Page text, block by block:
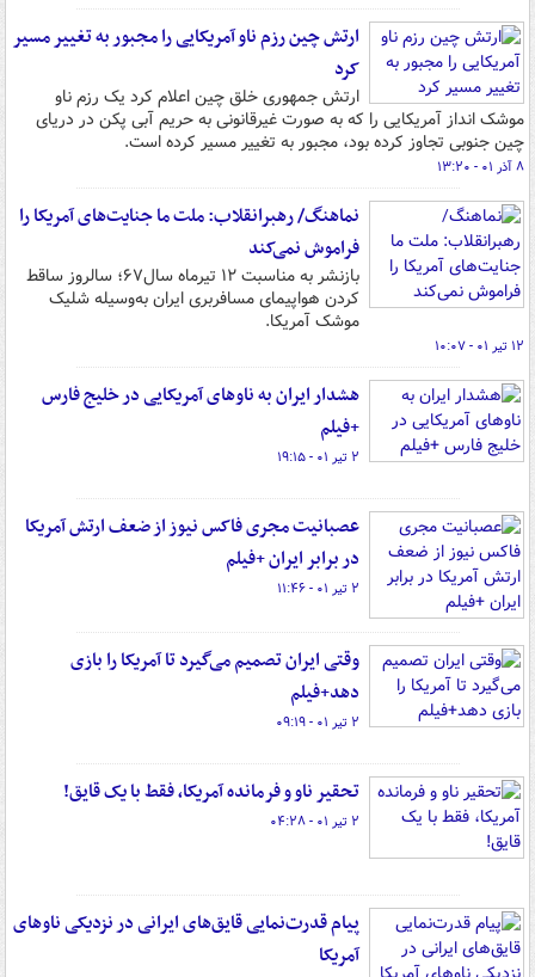
ارتش چین رزم ناو آمریکایی را مجبور به تغییر مسیر
کرد
ارتش جمهوری خلق چین اعلام کرد یک رزم ناو
موشک انداز آمریکایی را که به صورت غیرقانونی به حریم آبی پکن در دریای
چین جنوبی تجاوز کرده بود، مجبور به تغییر مسیر کرده است.
۸ آذر ۰۱ - ۱۳:۲۰
نماهنگ/ رهبرانقلاب: ملت ما جنایت‌های آمریکا را
فراموش نمی‌کند
بازنشر به مناسبت ١٢ تیرماه سال۶۷؛ سالروز ساقط
کردن هواپیمای مسافربری ایران به‌وسیله‌ شلیک
موشک آمریکا.
۱۲ تیر ۰۱ - ۱۰:۰۷
هشدار ایران به ناوهای آمریکایی در خلیج فارس
+فیلم
۲ تیر ۰۱ - ۱۹:۱۵
عصبانیت مجری فاکس نیوز از ضعف ارتش آمریکا
در برابر ایران +فیلم
۲ تیر ۰۱ - ۱۱:۴۶
وقتی ایران تصمیم می‌گیرد تا آمریکا را بازی
دهد+فیلم
۲ تیر ۰۱ - ۰۹:۱۹
تحقیر ناو و فرمانده آمریکا، فقط با یک قایق!
۲ تیر ۰۱ - ۰۴:۲۸
پیام قدرت‌نمایی قایق‌های ایرانی در نزدیکی ناوهای
آمریکا